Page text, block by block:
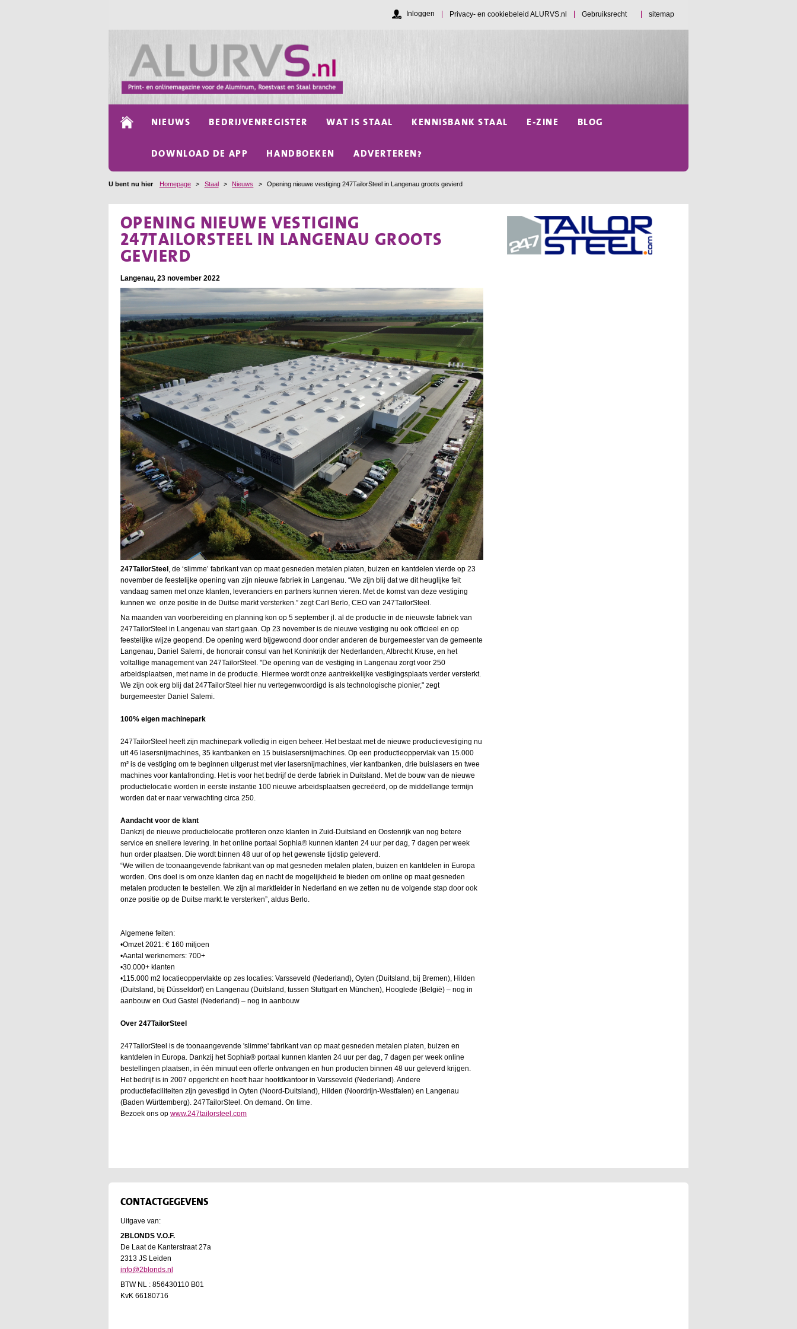
Privacy- en cookiebeleid ALURVS.nl Gebruiksrecht sitemap
Inloggen
NIEUWS BEDRIJVENREGISTER WAT IS STAAL KENNISBANK STAAL E-ZINE BLOG
DOWNLOAD DE APP HANDBOEKEN ADVERTEREN?
U bent nu hier Homepage > Staal > Nieuws > Opening nieuwe vestiging 247TailorSteel in Langenau groots gevierd
OPENING NIEUWE VESTIGING
247TAILORSTEEL IN LANGENAU GROOTS
GEVIERD
Langenau, 23 november 2022
247TailorSteel , de ‘slimme’ fabrikant van op maat gesneden metalen platen, buizen en kantdelen vierde op 23
november de feestelijke opening van zijn nieuwe fabriek in Langenau. “We zijn blij dat we dit heuglijke feit
vandaag samen met onze klanten, leveranciers en partners kunnen vieren. Met de komst van deze vestiging
kunnen we onze positie in de Duitse markt versterken.” zegt Carl Berlo, CEO van 247TailorSteel.
Na maanden van voorbereiding en planning kon op 5 september jl. al de productie in de nieuwste fabriek van
247TailorSteel in Langenau van start gaan. Op 23 november is de nieuwe vestiging nu ook officieel en op
feestelijke wijze geopend. De opening werd bijgewoond door onder anderen de burgemeester van de gemeente
Langenau, Daniel Salemi, de honorair consul van het Koninkrijk der Nederlanden, Albrecht Kruse, en het
voltallige management van 247TailorSteel. "De opening van de vestiging in Langenau zorgt voor 250
arbeidsplaatsen, met name in de productie. Hiermee wordt onze aantrekkelijke vestigingsplaats verder versterkt.
We zijn ook erg blij dat 247TailorSteel hier nu vertegenwoordigd is als technologische pionier," zegt
burgemeester Daniel Salemi.
100% eigen machinepark
247TailorSteel heeft zijn machinepark volledig in eigen beheer. Het bestaat met de nieuwe productievestiging nu
uit 46 lasersnijmachines, 35 kantbanken en 15 buislasersnijmachines. Op een productieoppervlak van 15.000
m² is de vestiging om te beginnen uitgerust met vier lasersnijmachines, vier kantbanken, drie buislasers en twee
machines voor kantafronding. Het is voor het bedrijf de derde fabriek in Duitsland. Met de bouw van de nieuwe
productielocatie worden in eerste instantie 100 nieuwe arbeidsplaatsen gecreëerd, op de middellange termijn
worden dat er naar verwachting circa 250.
Aandacht voor de klant
Dankzij de nieuwe productielocatie profiteren onze klanten in Zuid-Duitsland en Oostenrijk van nog betere
service en snellere levering. In het online portaal Sophia® kunnen klanten 24 uur per dag, 7 dagen per week
hun order plaatsen. Die wordt binnen 48 uur of op het gewenste tijdstip geleverd.
“We willen de toonaangevende fabrikant van op mat gesneden metalen platen, buizen en kantdelen in Europa
worden. Ons doel is om onze klanten dag en nacht de mogelijkheid te bieden om online op maat gesneden
metalen producten te bestellen. We zijn al marktleider in Nederland en we zetten nu de volgende stap door ook
onze positie op de Duitse markt te versterken”, aldus Berlo.
Algemene feiten:
•Omzet 2021: € 160 miljoen
•Aantal werknemers: 700+
•30.000+ klanten
•115.000 m2 locatieoppervlakte op zes locaties: Varsseveld (Nederland), Oyten (Duitsland, bij Bremen), Hilden
(Duitsland, bij Düsseldorf) en Langenau (Duitsland, tussen Stuttgart en München), Hooglede (België) – nog in
aanbouw en Oud Gastel (Nederland) – nog in aanbouw
Over 247TailorSteel
247TailorSteel is de toonaangevende 'slimme' fabrikant van op maat gesneden metalen platen, buizen en
kantdelen in Europa. Dankzij het Sophia® portaal kunnen klanten 24 uur per dag, 7 dagen per week online
bestellingen plaatsen, in één minuut een offerte ontvangen en hun producten binnen 48 uur geleverd krijgen.
Het bedrijf is in 2007 opgericht en heeft haar hoofdkantoor in Varsseveld (Nederland). Andere
productiefaciliteiten zijn gevestigd in Oyten (Noord-Duitsland), Hilden (Noordrijn-Westfalen) en Langenau
(Baden Württemberg). 247TailorSteel. On demand. On time.
Bezoek ons op www.247tailorsteel.com
CONTACTGEGEVENS
Uitgave van:
2BLONDS V.O.F.
De Laat de Kanterstraat 27a
2313 JS Leiden
info@2blonds.nl
BTW NL : 856430110 B01
KvK 66180716